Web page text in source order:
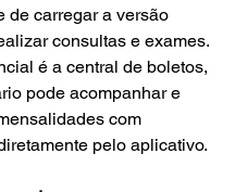
de carregar a versão
consultas e exames.
é a central de boletos,
pode acompanhar e
com
pelo aplicativo.